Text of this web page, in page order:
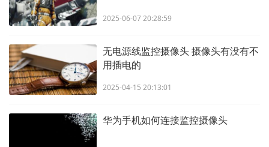
2025-06-07 20:28:59
无电源线监控摄像头 摄像头有没有不
用插电的
2025-04-15 20:13:01
华为手机如何连接监控摄像头